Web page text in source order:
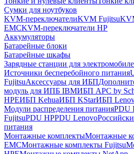
Сумки для ноутбуков
KVM-переключателиKVM Fujitsu
EMCKVM-переключатели HP
Аккумуляторы
Батарейные блоки
Батарейные шкафы
Зарядные станции для
Источники бесперебойного питания
FujitsuАксессуары для ИБП
модуль для ИПБ IBMИБП APC by
HPEИБП KehuaИБП KStarИБП
Модули распределения питанияPDU
FujitsuPDU HPPDU Lenovo
питания
Монтажные комплектыМонтажные
EMCМонтажные комплекты Fujitsu